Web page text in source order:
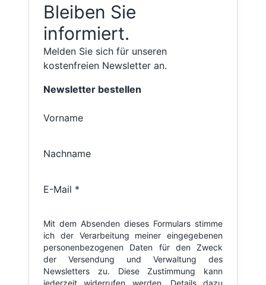
Bleiben Sie
informiert.
Melden Sie sich für unseren
kostenfreien Newsletter an.